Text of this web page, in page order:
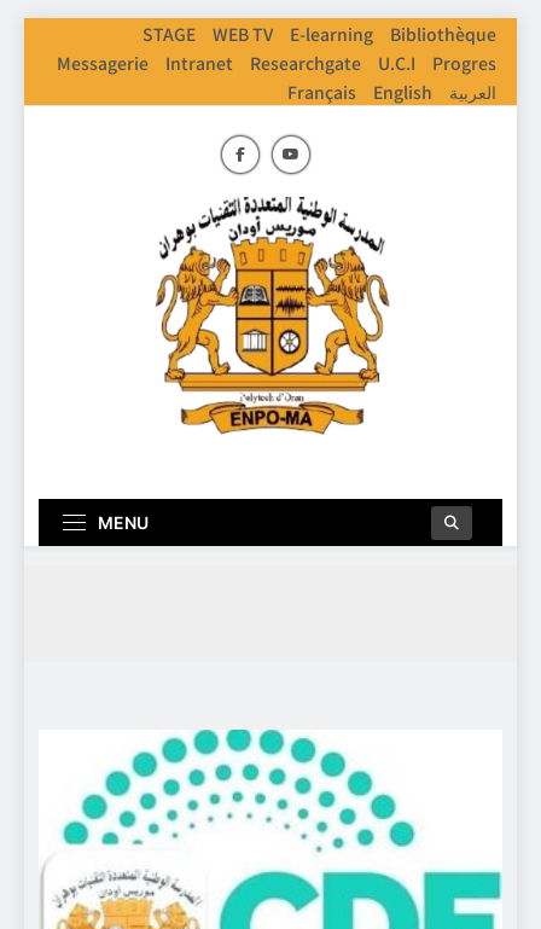
STAGE WEB TV E-learning
Bibliothèque
Messagerie
Intranet Researchgate U.C.I
Progres
Français
English العربية
MENU